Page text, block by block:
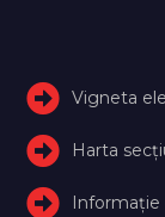
Vigneta
Harta
Informație